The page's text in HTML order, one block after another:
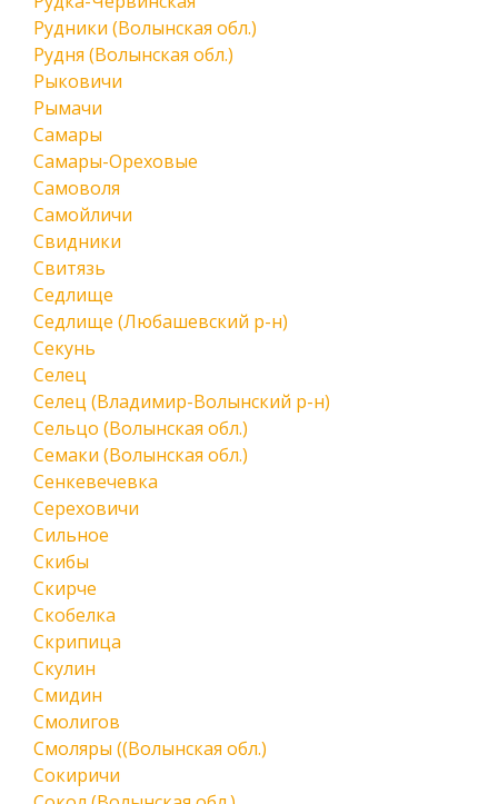
Рудники (Волынская обл.)
Рудня (Волынская обл.)
Рыковичи
Рымачи
Самары
Самары-Ореховые
Самоволя
Самойличи
Свидники
Свитязь
Седлище
Седлище (Любашевский р-н)
Секунь
Селец
Селец (Владимир-Волынский р-н)
Сельцо (Волынская обл.)
Семаки (Волынская обл.)
Сенкевечевка
Сереховичи
Сильное
Скибы
Скирче
Скобелка
Скрипица
Скулин
Смидин
Смолигов
Смоляры ((Волынская обл.)
Сокиричи